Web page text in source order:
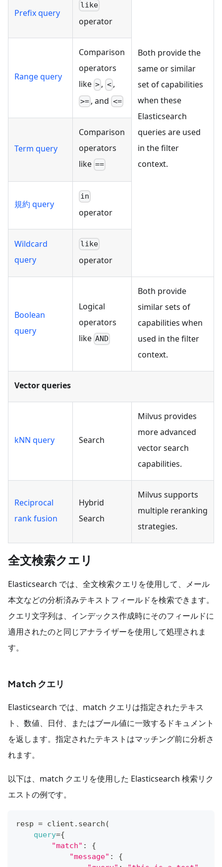
Both provide the
same or similar
set of capabilities
when these
Elasticsearch
queries are used
in the filter
context.
Prefix query
like
operator
Range query
Comparison
operators
like > , <,
>= , and <=
Term query
Comparison
operators
like ==
規約 query
in
operator
Wildcard
query
like
operator
Boolean
query
Logical
operators
like AND
Both provide
similar sets of
capabilities when
used in the filter
context.
Vector queries
kNN query Search
Milvus provides
more advanced
vector search
capabilities.
Reciprocal
rank fusion
Hybrid
Search
Milvus supports
multiple reranking
strategies.
全文検索クエリ
Elasticsearch では、全文検索クエリを使用して、メール
本文などの分析済みテキストフィールドを検索できます。
クエリ文字列は、インデックス作成時にそのフィールドに
適用されたのと同じアナライザーを使用して処理されま
す。
Match クエリ
Elasticsearch では、match クエリは指定されたテキス
ト、数値、日付、またはブール値に一致するドキュメント
を返します。指定されたテキストはマッチング前に分析さ
れます。
以下は、match クエリを使用した Elasticsearch 検索リク
エストの例です。
resp = client.search (
query={
"match" :
{
"message" :
{